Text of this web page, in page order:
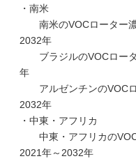
・南米
南米のVOCローター濃
2032年
ブラジルのVOCロータ
年
アルゼンチンのVOCロ
2032年
・中東・アフリカ
中東・アフリカのVOC
2021年～2032年